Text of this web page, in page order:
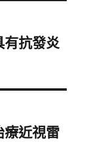
有抗發炎
療近視雷